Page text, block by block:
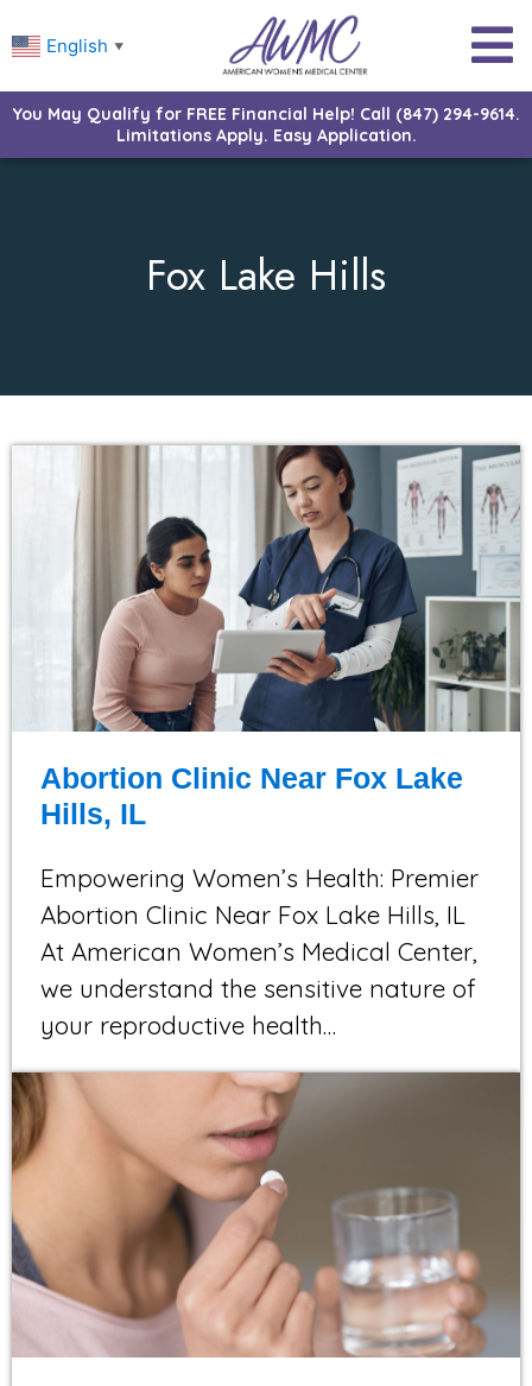
English ▼
You May Qualify for FREE Financial Help! Call (847) 294-9614.
Limitations Apply. Easy Application.
Fox Lake Hills
Abortion Clinic Near Fox Lake
Hills, IL
Empowering Women’s Health: Premier
Abortion Clinic Near Fox Lake Hills, IL
At American Women’s Medical Center,
we understand the sensitive nature of
your reproductive health…